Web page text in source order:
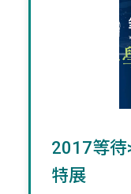
2017等待
特展